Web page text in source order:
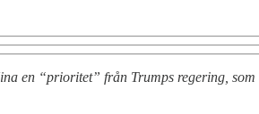
en “prioritet” från Trumps regering, som